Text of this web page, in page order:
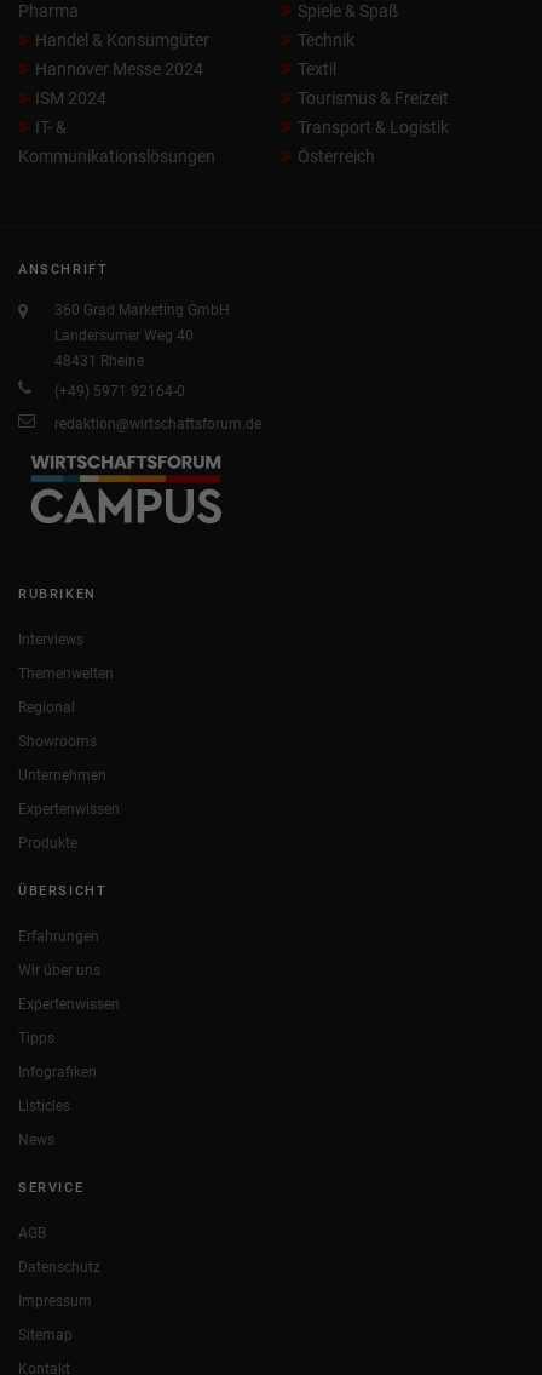
Pharma
Handel & Konsumgüter
Hannover Messe 2024
ISM 2024
IT- &
Kommunikationslösungen
Spiele & Spaß
Technik
Textil
Tourismus & Freizeit
Transport & Logistik
Österreich
ANSCHRIFT
360 Grad Marketing GmbH
Landersumer Weg 40
48431 Rheine
(+49) 5971 92164-0
redaktion@wirtschaftsforum.de
RUBRIKEN
Interviews
Themenwelten
Regional
Showrooms
Unternehmen
Expertenwissen
Produkte
ÜBERSICHT
Erfahrungen
Wir über uns
Expertenwissen
Tipps
Infografiken
Listicles
News
SERVICE
AGB
Datenschutz
Impressum
Sitemap
Kontakt